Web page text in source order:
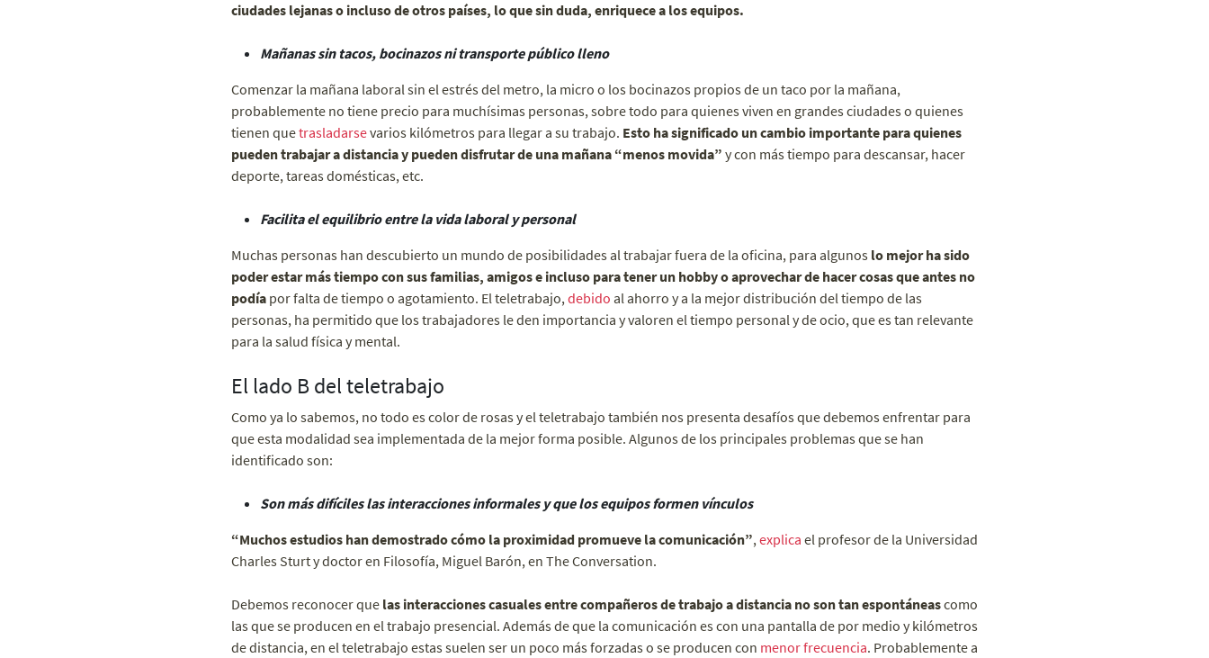
ciudades lejanas o incluso de otros países, lo que sin duda, enriquece a los equipos.
Mañanas sin tacos, bocinazos ni transporte público lleno
Comenzar la mañana laboral sin el estrés del metro, la micro o los bocinazos propios de un taco por la mañana,
probablemente no tiene precio para muchísimas personas, sobre todo para quienes viven en grandes ciudades o quienes
tienen quetrasladarsevarios kilómetros para llegar a su trabajo. Esto ha significado un cambio importante para quienes
pueden trabajar a distancia y pueden disfrutar de una mañana “menos movida” y con más tiempo para descansar, hacer
deporte, tareas domésticas, etc.
Facilita el equilibrio entre la vida laboral y personal
Muchas personas han descubierto un mundo de posibilidades al trabajar fuera de la oficina, para algunos lo mejor ha sido
poder estar más tiempo con sus familias, amigos e incluso para tener un hobby o aprovechar de hacer cosas que antes no
podía por falta de tiempo o agotamiento. El teletrabajo,debido al ahorro y a la mejor distribución del tiempo de las
personas, ha permitido que los trabajadores le den importancia y valoren el tiempo personal y de ocio, que es tan relevante
para la salud física y mental.
El lado B del teletrabajo
Como ya lo sabemos, no todo es color de rosas y el teletrabajo también nos presenta desafíos que debemos enfrentar para
que esta modalidad sea implementada de la mejor forma posible. Algunos de los principales problemas que se han
identificado son:
Son más difíciles las interacciones informales y que los equipos formen vínculos
“Muchos estudios han demostrado cómo la proximidad promueve la comunicación”,explica el profesor de la Universidad
Charles Sturt y doctor en Filosofía, Miguel Barón, en The Conversation.
Debemos reconocer que las interacciones casuales entre compañeros de trabajo a distancia no son tan espontáneascomo
las que se producen en el trabajo presencial. Además de que la comunicación es con una pantalla de por medio y kilómetros
de distancia, en el teletrabajo estas suelen ser un poco más forzadas o se producen con menor frecuencia. Probablemente a